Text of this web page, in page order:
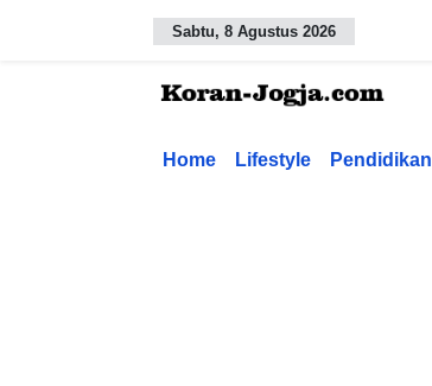
Sabtu, 8 Agustus 2026
Home Lifestyle Pendidikan